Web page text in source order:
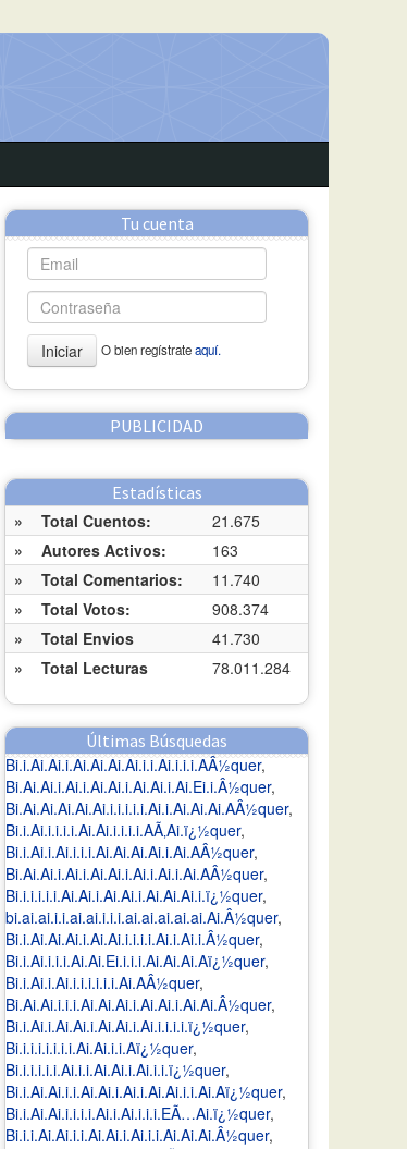
Tu cuenta
Iniciar O bien regístrateaquí.
PUBLICIDAD
Estadísticas
»
Total Cuentos:
21.675
»
Autores Activos:
163
»
Total Comentarios:
11.740
»
Total Votos:
908.374
»
Total Envios
41.730
»
Total Lecturas 78.011.284
Últimas Búsquedas
Bi.i.Ai.Ai.i.Ai.Ai.Ai.Ai.i.i.Ai.i.i.i.AÂ½quer,
Bi.Ai.Ai.i.Ai.i.Ai.Ai.i.Ai.Ai.i.Ai.Ei.i.Â½quer,
Bi.Ai.Ai.Ai.Ai.Ai.i.i.i.i.i.Ai.i.Ai.Ai.Ai.AÂ½quer,
Bi.i.Ai.i.i.i.i.Ai.Ai.i.i.i.i.AÃ‚Ai.ï¿½quer,
Bi.i.Ai.i.Ai.i.i.i.Ai.Ai.Ai.Ai.i.Ai.AÂ½quer,
Bi.Ai.Ai.i.Ai.i.Ai.Ai.i.Ai.i.Ai.i.Ai.AÂ½quer,
Bi.i.i.i.i.i.Ai.Ai.i.Ai.Ai.i.Ai.Ai.Ai.i.ï¿½quer,
bi.ai.ai.i.i.ai.ai.i.i.i.ai.ai.ai.ai.ai.Ai.Â½quer,
Bi.i.Ai.Ai.Ai.i.Ai.Ai.i.i.i.i.Ai.i.Ai.i.Â½quer,
Bi.i.Ai.i.i.i.Ai.Ai.Ei.i.i.i.Ai.Ai.Ai.Aï¿½quer,
Bi.i.Ai.i.Ai.i.i.i.i.i.i.Ai.AÂ½quer,
Bi.Ai.Ai.i.i.i.Ai.Ai.Ai.i.Ai.Ai.i.Ai.Ai.Â½quer,
Bi.i.Ai.i.Ai.Ai.i.Ai.Ai.i.Ai.i.i.i.i.ï¿½quer,
Bi.i.i.i.i.i.i.i.Ai.Ai.i.i.Aï¿½quer,
Bi.i.i.i.i.i.Ai.i.i.Ai.Ai.i.Ai.i.i.ï¿½quer,
Bi.i.Ai.Ai.i.i.Ai.Ai.i.Ai.i.Ai.Ai.i.i.Ai.Aï¿½quer,
Bi.i.Ai.Ai.i.i.i.i.Ai.i.Ai.i.i.i.EÃ…Ai.ï¿½quer,
Bi.i.i.Ai.Ai.i.i.Ai.Ai.i.Ai.i.i.Ai.Ai.Ai.Â½quer,